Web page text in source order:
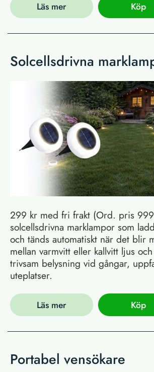
Läs mer Köp
Solcellsdrivna
299 kr med fri frakt (Ord. pris
solcellsdrivna marklampor som
och tänds automatiskt när det blir
mellan varmvitt eller kallvitt ljus
trivsam belysning vid gångar,
uteplatser.
Läs mer Köp
Portabel vensökare